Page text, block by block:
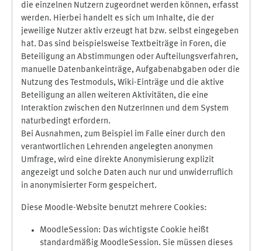
die einzelnen Nutzern zugeordnet werden können, erfasst
werden. Hierbei handelt es sich um Inhalte, die der
jeweilige Nutzer aktiv erzeugt hat bzw. selbst eingegeben
hat. Das sind beispielsweise Textbeiträge in Foren, die
Beteiligung an Abstimmungen oder Aufteilungsverfahren,
manuelle Datenbankeinträge, Aufgabenabgaben oder die
Nutzung des Testmoduls, Wiki-Einträge und die aktive
Beteiligung an allen weiteren Aktivitäten, die eine
Interaktion zwischen den NutzerInnen und dem System
naturbedingt erfordern.
Bei Ausnahmen, zum Beispiel im Falle einer durch den
verantwortlichen Lehrenden angelegten anonymen
Umfrage, wird eine direkte Anonymisierung explizit
angezeigt und solche Daten auch nur und unwiderruflich
in anonymisierter Form gespeichert.
Diese Moodle-Website benutzt mehrere Cookies:
MoodleSession: Das wichtigste Cookie heißt
standardmäßig MoodleSession. Sie müssen dieses